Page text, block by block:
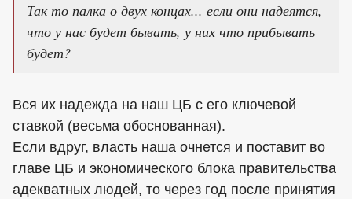
Так то палка о двух концах... если они надеятся,
что у нас будет бывать, у них что прибывать
будет?
Вся их надежда на наш ЦБ с его ключевой
ставкой (весьма обоснованная).
Если вдруг, власть наша очнется и поставит во
главе ЦБ и экономического блока правительства
адекватных людей, то через год после принятия